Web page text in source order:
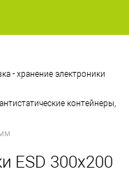
- хранение электроники
контейнеры,
ESD 300х200